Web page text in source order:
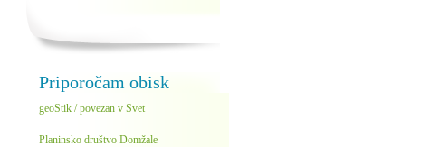
Priporočam obisk
geoStik / povezan v Svet
Planinsko društvo Domžale